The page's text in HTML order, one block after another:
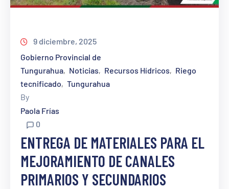
9 diciembre, 2025
Gobierno Provincial de
Tungurahua‚ Noticias‚ Recursos Hídricos‚ Riego
tecnificado‚ Tungurahua
By
Paola Frías
0
ENTREGA DE MATERIALES PARA EL
MEJORAMIENTO DE CANALES
PRIMARIOS Y SECUNDARIOS